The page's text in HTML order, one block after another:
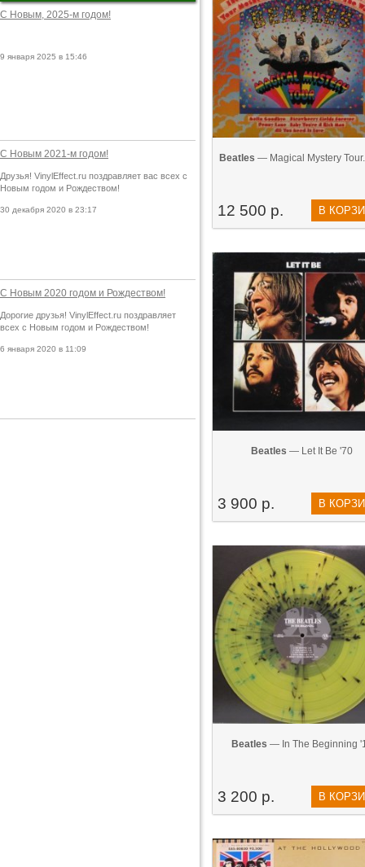
С Новым, 2025-м годом!
9 января 2025 в 15:46
С Новым 2021-м годом!
Друзья! VinylEffect.ru поздравляет вас всех с
Новым годом и Рождеством!
30 декабря 2020 в 23:17
С Новым 2020 годом и Рождеством!
Дорогие друзья! VinylEffect.ru поздравляет
всех с Новым годом и Рождеством!
6 января 2020 в 11:09
Beatles — Magical Mystery
12 500 р. В
Beatles — Let It Be '70
3 900 р. В
Beatles — In The Beginning
3 200 р. В